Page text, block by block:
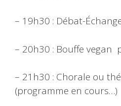
– 19h30 : Débat-
– 20h30 : Bouffe vegan
– 21h30 : Chorale ou
(programme en cours…)